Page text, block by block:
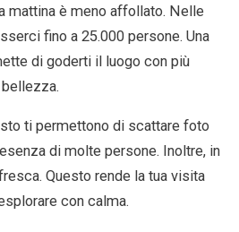
mattina è meno affollato. Nelle
fino a 25.000 persone. Una
di goderti il luogo con più
ti permettono di scattare foto
di molte persone. Inoltre, in
Questo rende la tua visita
con calma.